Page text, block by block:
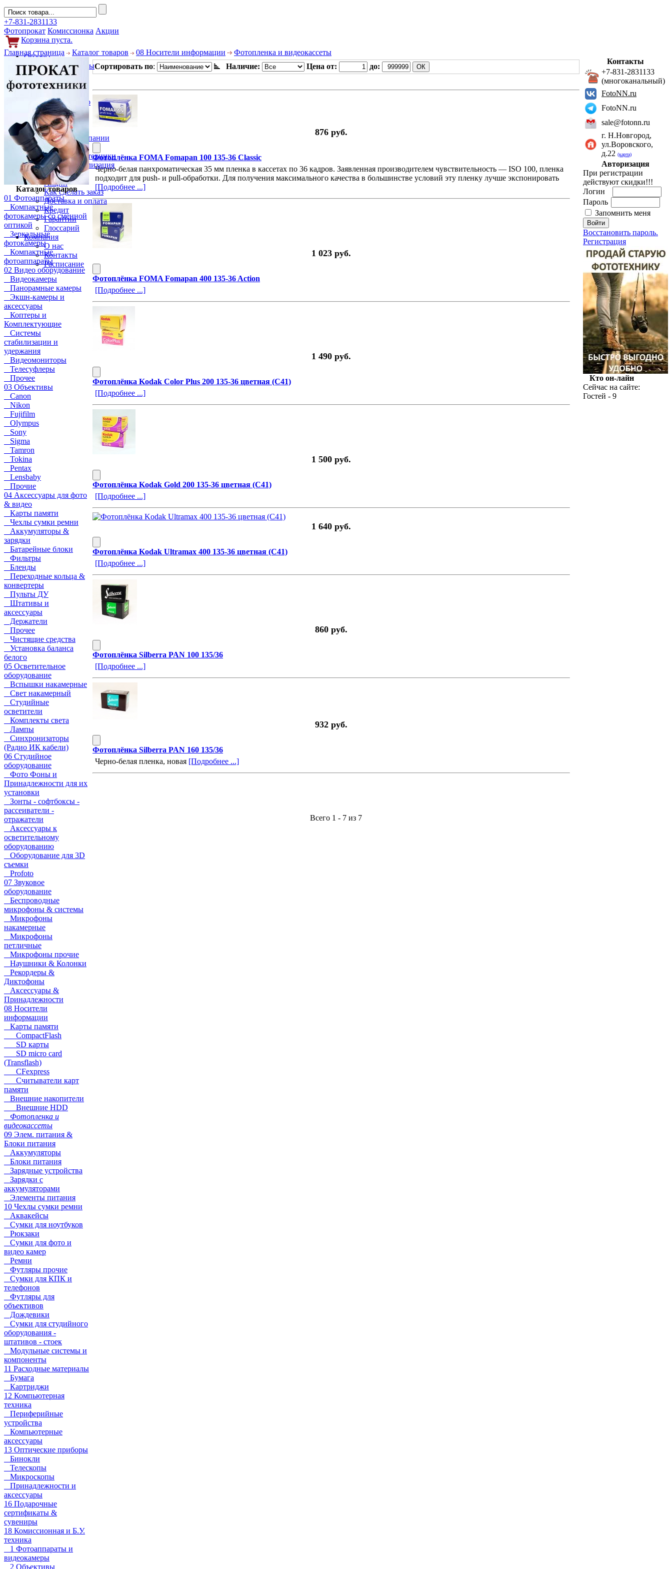
+7-831-2831133
Фотопрокат Комиссионка Акции
Корзина пуста.
Обзоры
Фотоаппараты
Объективы
Фильтры
Фото и видео
Гаджеты
Аксессуары
Слухи
Новости компании
Услуги
Прокат фототехники
Выкуп и реализация
Покупателям
Акции
Как сделать заказ
Доставка и оплата
Кредит
Гарантии
Глоссарий
Компания
О нас
Контакты
Расписание
Главная страница Каталог товаров 08 Носители информации Фотопленка и видеокассеты
Каталог товаров
01 Фотоаппараты
Компактные
фотокамеры со сменной
оптикой
Зеркальные
фотокамеры
Компактные
фотоаппараты
02 Видео оборудование
Видеокамеры
Панорамные камеры
Экшн-камеры и
аксессуары
Коптеры и
Комплектующие
Системы
стабилизации и
удержания
Видеомониторы
Телесуфлеры
Прочее
03 Объективы
Canon
Nikon
Fujifilm
Olympus
Sony
Sigma
Tamron
Tokina
Pentax
Lensbaby
Прочие
04 Аксессуары для фото
& видео
Карты памяти
Чехлы сумки ремни
Аккумуляторы &
зарядки
Батарейные блоки
Фильтры
Бленды
Переходные кольца &
конвертеры
Пульты ДУ
Штативы и
аксессуары
Держатели
Прочее
Чистящие средства
Установка баланса
белого
05 Осветительное
оборудование
Вспышки накамерные
Свет накамерный
Студийные
осветители
Комплекты света
Лампы
Синхронизаторы
(Радио ИК кабели)
06 Студийное
оборудование
Фото Фоны и
Принадлежности для их
установки
Зонты - софтбоксы -
рассеиватели -
отражатели
Аксессуары к
осветительному
оборудованию
Оборудование для 3D
съемки
Profoto
07 Звуковое
оборудование
Беспроводные
микрофоны & системы
Микрофоны
накамерные
Микрофоны
петличные
Микрофоны прочие
Наушники & Колонки
Рекордеры &
Диктофоны
Аксессуары &
Принадлежности
08 Носители
информации
Карты памяти
CompactFlash
SD карты
SD micro card
(Transflash)
CFexpress
Считыватели карт
памяти
Внешние накопители
Внешние HDD
Фотопленка и
видеокассеты
09 Элем. питания &
Блоки питания
Аккумуляторы
Блоки питания
Зарядные устройства
Зарядки с
аккумуляторами
Элементы питания
10 Чехлы сумки ремни
Аквакейсы
Сумки для ноутбуков
Рюкзаки
Сумки для фото и
видео камер
Ремни
Футляры прочие
Сумки для КПК и
телефонов
Футляры для
объективов
Дождевики
Сумки для студийного
оборудования -
штативов - стоек
Модульные системы и
компоненты
11 Расходные материалы
Бумага
Картриджи
12 Компьютерная
техника
Периферийные
устройства
Компьютерные
аксессуары
13 Оптические приборы
Бинокли
Телескопы
Микроскопы
Принадлежности и
аксессуары
16 Подарочные
сертификаты &
сувениры
18 Комиссионная и Б.У.
техника
1 Фотоаппараты и
видеокамеры
2 Объективы
Сортировать по: Наличие: Цена от: до:
876 руб.
Фотоплёнка FOMA Fomapan 100 135-36 Classic
Черно-белая панхроматическая 35 мм пленка в кассетах по 36 кадров. Заявленная производителем чувствительность — ISO 100, пленка
подходит для push- и pull-обработки. Для получения максимального качества в большинстве условий эту пленку лучше экспонировать
[Подробнее ...]
1 023 руб.
Фотоплёнка FOMA Fomapan 400 135-36 Action
[Подробнее ...]
1 490 руб.
Фотоплёнка Kodak Color Plus 200 135-36 цветная (C41)
[Подробнее ...]
1 500 руб.
Фотоплёнка Kodak Gold 200 135-36 цветная (C41)
[Подробнее ...]
1 640 руб.
Фотоплёнка Kodak Ultramax 400 135-36 цветная (C41)
[Подробнее ...]
860 руб.
Фотоплёнка Silberra PAN 100 135/36
[Подробнее ...]
932 руб.
Фотоплёнка Silberra PAN 160 135/36
Черно-белая пленка, новая [Подробнее ...]
Всего 1 - 7 из 7
Контакты
+7-831-2831133
(многоканальный)
FotoNN.ru
FotoNN.ru
sale@fotonn.ru
г. Н.Новгород,
ул.Воровского,
д.22 (карта)
Авторизация
При регистрации
действуют скидки!!!
Логин
Пароль
Запомнить меня
Восстановить пароль.
Регистрация
Кто он-лайн
Сейчас на сайте:
Гостей - 9